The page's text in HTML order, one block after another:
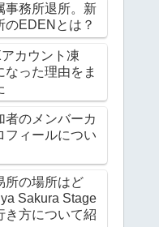
事務所退所。新
のEDENとは？
カウント凍
なった理由をま
者のメンバーカ
フィールについ
所の場所はど
Sakura Stage
き方について紹